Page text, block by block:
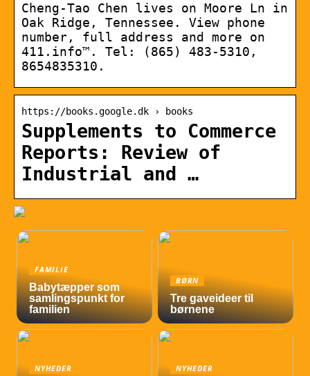
Cheng-Tao Chen lives on Moore Ln in
Oak Ridge, Tennessee. View phone
number, full address and more on
411.info™. Tel: (865) 483-5310,
8654835310.
https://books.google.dk › books
Supplements to Commerce
Reports: Review of
Industrial and …
FAMILIE
Babytæpper som
samlingspunkt for
familien
BØRN
Tre gaveideer til
børnene
NYHEDER NYHEDER